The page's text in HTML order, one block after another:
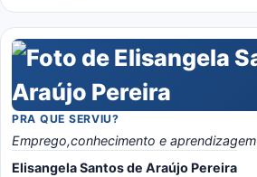
PRA QUE SERVIU?
Emprego,conhecimento e aprendizagem
Elisangela Santos de Araújo Pereira